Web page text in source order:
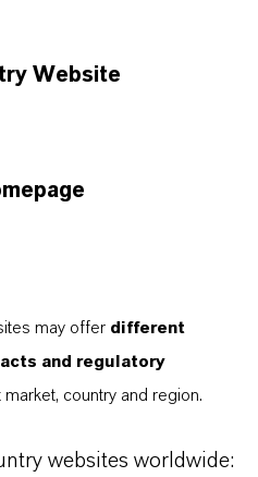
erscheint ein
Website
may offer different
and regulatory
country and region.
websites worldwide: